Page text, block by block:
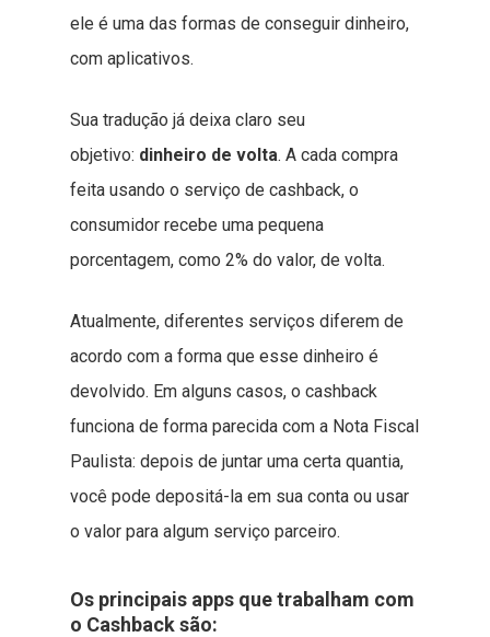
ele é uma das formas de conseguir dinheiro,
com aplicativos.
Sua tradução já deixa claro seu
objetivo: dinheiro de volta. A cada compra
feita usando o serviço de cashback, o
consumidor recebe uma pequena
porcentagem, como 2% do valor, de volta.
Atualmente, diferentes serviços diferem de
acordo com a forma que esse dinheiro é
devolvido. Em alguns casos, o cashback
funciona de forma parecida com a Nota Fiscal
Paulista: depois de juntar uma certa quantia,
você pode depositá-la em sua conta ou usar
o valor para algum serviço parceiro.
Os principais apps que trabalham com
o Cashback são: